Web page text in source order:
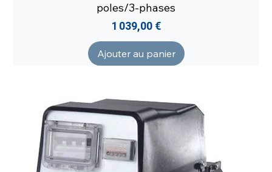
poles/3-phases
Prix
1 039,00 €
Ajouter au panier